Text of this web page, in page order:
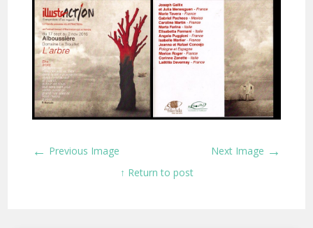
← Previous Image Next Image →
↑ Return to post